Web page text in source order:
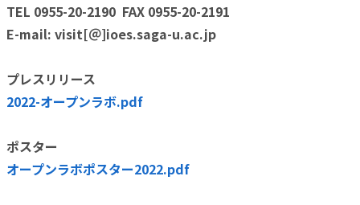
TEL 0955-20-2190 FAX 0955-20-2191
E-mail: visit[＠]ioes.saga-u.ac.jp
プレスリリース
2022-オープンラボ.pdf
ポスター
オープンラボポスター2022.pdf